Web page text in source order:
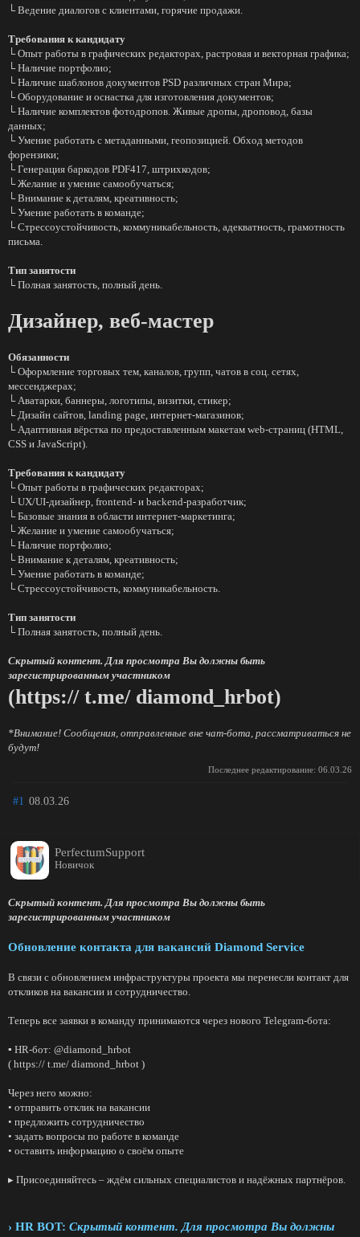
└ Ведение диалогов с клиентами, горячие продажи.
Требования к кандидату
└ Опыт работы в графических редакторах, растровая и векторная графика;
└ Наличие портфолио;
└ Наличие шаблонов документов PSD различных стран Мира;
└ Оборудование и оснастка для изготовления документов;
└ Наличие комплектов фотодропов. Живые дропы, дроповод, базы
данных;
└ Умение работать с метаданными, геопозицией. Обход методов
форензики;
└ Генерация баркодов PDF417, штрихкодов;
└ Желание и умение самообучаться;
└ Внимание к деталям, креативность;
└ Умение работать в команде;
└ Стрессоустойчивость, коммуникабельность, адекватность, грамотность
письма.
Тип занятости
└ Полная занятость, полный день.
Дизайнер, веб-мастер
Обязанности
└ Оформление торговых тем, каналов, групп, чатов в соц. сетях,
мессенджерах;
└ Аватарки, баннеры, логотипы, визитки, стикер;
└ Дизайн сайтов, landing page, интернет-магазинов;
└ Адаптивная вёрстка по предоставленным макетам web-страниц (HTML,
CSS и JavaScript).
Требования к кандидату
└ Опыт работы в графических редакторах;
└ UX/UI-дизайнер, frontend- и backend-разработчик;
└ Базовые знания в области интернет-маркетинга;
└ Желание и умение самообучаться;
└ Наличие портфолио;
└ Внимание к деталям, креативность;
└ Умение работать в команде;
└ Стрессоустойчивость, коммуникабельность.
Тип занятости
└ Полная занятость, полный день.
Скрытый контент. Для просмотра Вы должны быть
зарегистрированным участником
(https:// t.me/ diamond_hrbot)
*Внимание! Сообщения, отправленные вне чат-бота, рассматриваться не
будут!
Последнее редактирование: 06.03.26
#1 08.03.26
PerfectumSupport
Новичок
Скрытый контент. Для просмотра Вы должны быть
зарегистрированным участником
Обновление контакта для вакансий Diamond Service
В связи с обновлением инфраструктуры проекта мы перенесли контакт для
откликов на вакансии и сотрудничество.
Теперь все заявки в команду принимаются через нового Telegram-бота:
▪ HR-бот: @diamond_hrbot
( https:// t.me/ diamond_hrbot )
Через него можно:
• отправить отклик на вакансии
• предложить сотрудничество
• задать вопросы по работе в команде
• оставить информацию о своём опыте
▸ Присоединяйтесь – ждём сильных специалистов и надёжных партнёров.
› HR BOT: Скрытый контент. Для просмотра Вы должны